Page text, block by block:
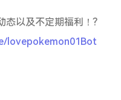
态以及不定期福利！?
lovepokemon01Bot